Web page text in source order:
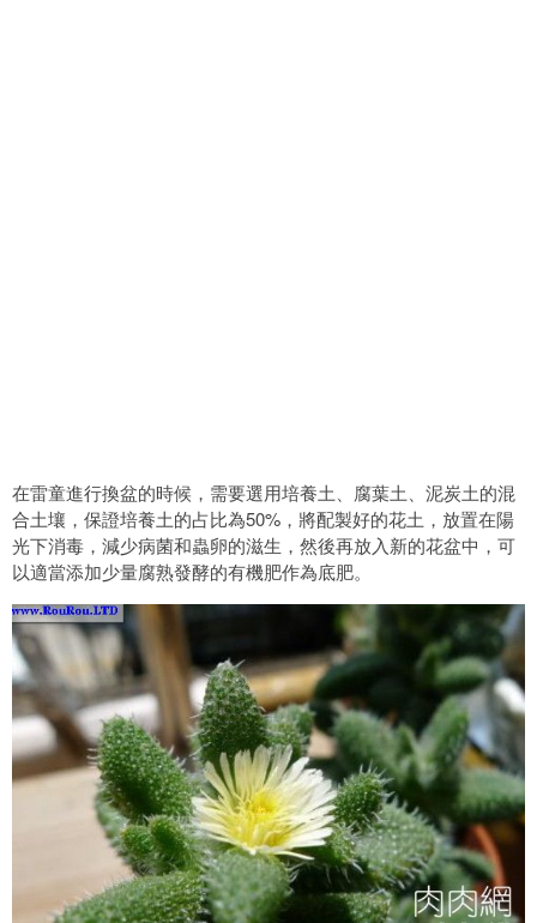
在雷童進行換盆的時候，需要選用培養土、腐葉土、泥炭土的混
合土壤，保證培養土的占比為50%，將配製好的花土，放置在陽
光下消毒，減少病菌和蟲卵的滋生，然後再放入新的花盆中，可
以適當添加少量腐熟發酵的有機肥作為底肥。